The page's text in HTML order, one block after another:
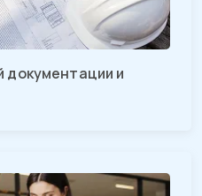
документации и